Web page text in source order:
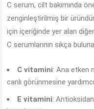
C serum, cilt bakımında
zenginleştirilmiş bir
için içeriğinde yer alan
C serumlarının sıkça
C vitamini: Ana etken
canlı görünmesine
E vitamini: